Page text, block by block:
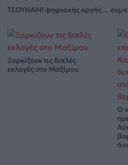
ΤΣΟΥΝΑΜΙ ψηφιακής οργής…
Ξορκίζουν τις διπλές
εκλογές στο Μαξίμου
Ο